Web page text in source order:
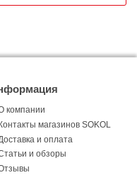
компании
магазинов SOKOL
и оплата
и обзоры